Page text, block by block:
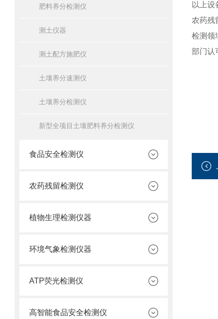
肥料养分检测仪
测土仪器
测土配方施肥仪
土壤养分速测仪
土壤养分检测仪
新型全项目土壤肥料养分检测仪
食品安全检测仪
农药残留检测仪
植物生理检测仪器
环境气象检测仪器
ATP荧光检测仪
高智能食品安全检测仪
以上
农药残
检测领
部门认